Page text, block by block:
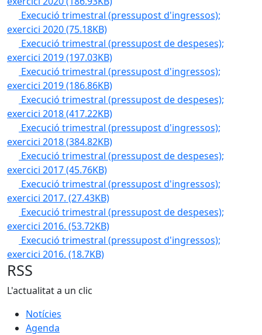
Execució trimestral (pressupost d'ingressos);
exercici 2020(75.18KB)
Execució trimestral (pressupost de despeses);
exercici 2019(197.03KB)
Execució trimestral (pressupost d'ingressos);
exercici 2019(186.86KB)
Execució trimestral (pressupost de despeses);
exercici 2018(417.22KB)
Execució trimestral (pressupost d'ingressos);
exercici 2018(384.82KB)
Execució trimestral (pressupost de despeses);
exercici 2017(45.76KB)
Execució trimestral (pressupost d'ingressos);
exercici 2017. (27.43KB)
Execució trimestral (pressupost de despeses);
exercici 2016. (53.72KB)
Execució trimestral (pressupost d'ingressos);
exercici 2016. (18.7KB)
RSS
L'actualitat a un clic
Notícies
Agenda